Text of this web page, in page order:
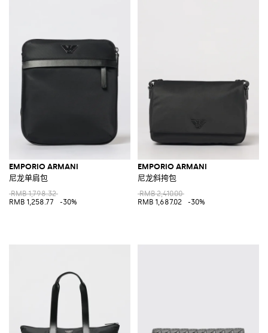
EMPORIO ARMANI
尼龙单肩包
RMB 1,798.32
RMB 1,258.77
-30%
EMPORIO ARMANI
尼龙斜挎包
RMB 2,410.00
RMB 1,687.02
-30%